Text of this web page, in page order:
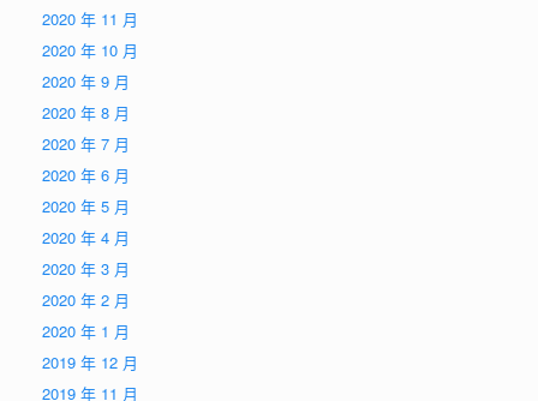
2020 年 11 月
2020 年 10 月
2020 年 9 月
2020 年 8 月
2020 年 7 月
2020 年 6 月
2020 年 5 月
2020 年 4 月
2020 年 3 月
2020 年 2 月
2020 年 1 月
2019 年 12 月
2019 年 11 月